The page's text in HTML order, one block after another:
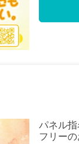
パネル
フリー